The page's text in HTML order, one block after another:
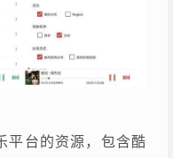
平台的资源，包含酷